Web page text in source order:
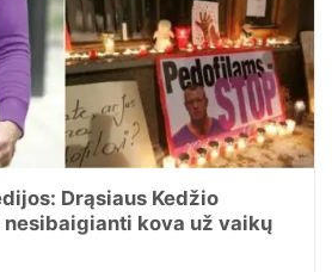
Drąsiaus Kedžio
kova už vaikų